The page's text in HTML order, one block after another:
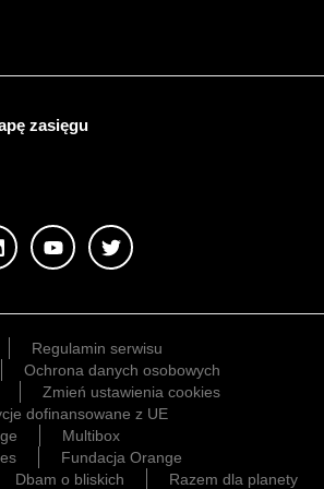
zasięgu
Regulamin serwisu
Ochrona danych osobowych
Zmień ustawienia cookies
dofinansowane z UE
Multibox
Fundacja Orange
Dbam o bliskich Razem dla planety